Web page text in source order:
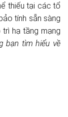
thiếu tại các tổ
tính sẵn sàng
hạ tầng mạng
bạn tìm hiểu về